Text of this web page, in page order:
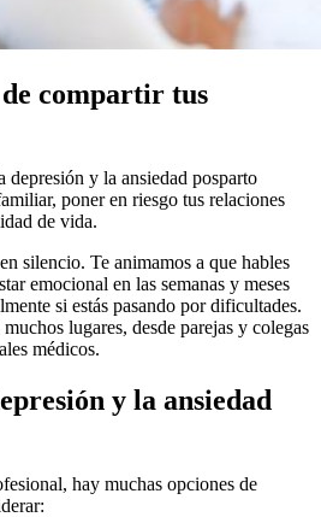
compartir tus
depresión y la ansiedad posparto
poner en riesgo tus relaciones
de vida.
silencio. Te animamos a que hables
emocional en las semanas y meses
si estás pasando por dificultades.
lugares, desde parejas y colegas
médicos.
y la ansiedad
hay muchas opciones de